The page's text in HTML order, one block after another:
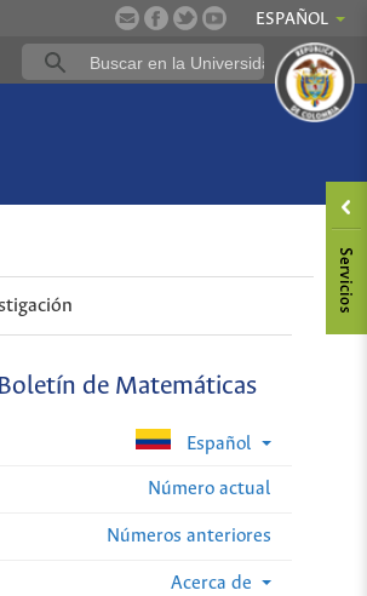
ESPAÑOL
Boletín de Matemáticas
Español
Número actual
Números anteriores
Acerca de